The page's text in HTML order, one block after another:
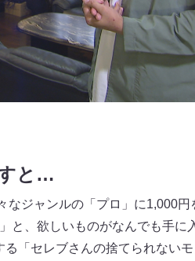
と…
なジャンルの「プロ」に1,000
と、欲しいものがなんでも手に
「セレブさんの捨てられないモ